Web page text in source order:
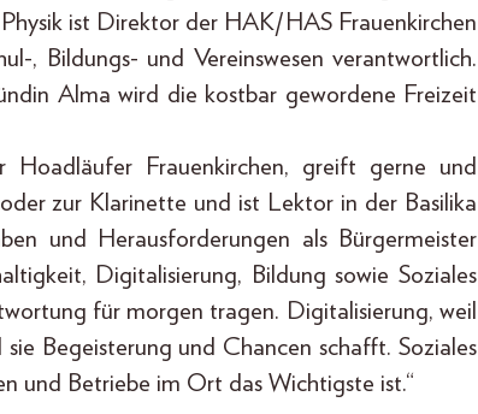
ist Direktor der HAK/HAS Frauenkirchen
, Bildungs- und Vereinswesen verantwortlich.
Alma wird die kostbar gewordene Freizeit
Frauenkirchen, greift gerne und
zur Klarinette und ist Lektor in der Basilika
und Herausforderungen als Bürgermeister
Digitalisierung, Bildung sowie Soziales
für morgen tragen. Digitalisierung, weil
Begeisterung und Chancen schafft. Soziales
und Betriebe im Ort das Wichtigste ist.“